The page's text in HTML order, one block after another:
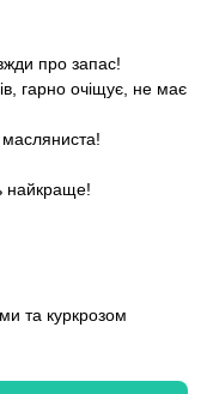
про запас!
гарно очіщує, не має
найкраще!
та куркрозом